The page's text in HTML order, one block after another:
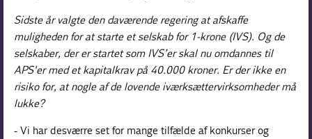
Sidste år valgte den daværende regering at afskaffe
muligheden for at starte et selskab for 1-krone (IVS). Og de
selskaber, der er startet som IVS’er skal nu omdannes til
APS'er med et kapitalkrav på 40.000 kroner. Er der ikke en
risiko for, at nogle af de lovende iværksættervirksomheder må
lukke?
- Vi har desværre set for mange tilfælde af konkurser og